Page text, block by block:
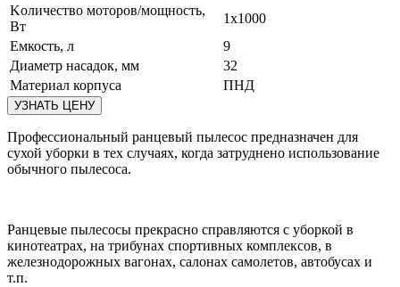
Kоличество моторов/мощность,
Вт
1х1000
Емкость, л
9
Диаметр насадок, мм
32
Материал корпуса
ПНД
Профессиональный ранцевый пылесос предназначен для
сухой уборки в тех случаях, когда затруднено использование
обычного пылесоса.
Ранцевые пылесосы прекрасно справляются с уборкой в
кинотеатрах, на трибунах спортивных комплексов, в
железнодорожных вагонах, салонах самолетов, автобусах и
т.п.